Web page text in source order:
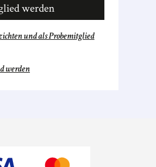
werden
und als Probemitglied
werden